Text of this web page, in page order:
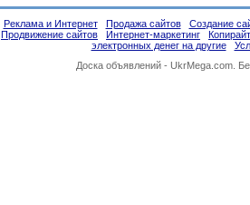
Реклама и Интернет Продажа сайтов
Создание
Продвижение сайтов Интернет-маркетинг
электронных денег на другие
Доска объявлений - UkrMega.com.